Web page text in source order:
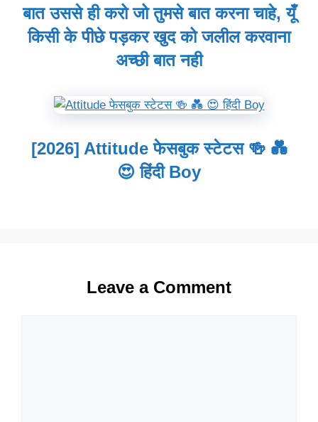
बात उससे ही करो जो तुमसे बात करना चाहे, यूँ
किसी के पीछे पड़कर खुद को जलील करवाना
अच्छी बात नही
[2026] Attitude फेसबुक स्टेटस 🍻 💑
😍 हिंदी Boy
Leave a Comment